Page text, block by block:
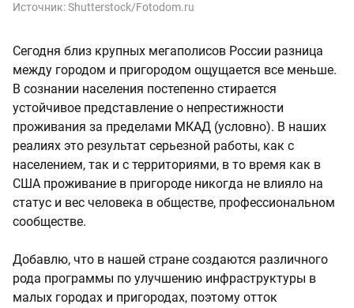
Источник:Shutterstock/Fotodom.ru
Сегодня близ крупных мегаполисов России разница
между городом и пригородом ощущается все меньше.
В сознании населения постепенно стирается
устойчивое представление о непрестижности
проживания за пределами МКАД (условно). В наших
реалиях это результат серьезной работы, как с
населением, так и с территориями, в то время как в
США проживание в пригороде никогда не влияло на
статус и вес человека в обществе, профессиональном
сообществе.
Добавлю, что в нашей стране создаются различного
рода программы по улучшению инфраструктуры в
малых городах и пригородах, поэтому отток